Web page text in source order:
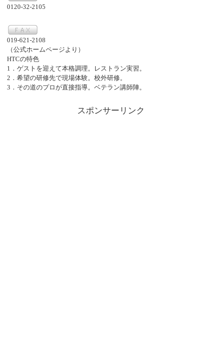
0120-32-2105
019-621-2108
（公式ホームページより）
HTCの特色
1．ゲストを迎えて本格調理。レストラン実習。
2．希望の研修先で現場体験。校外研修。
3．その道のプロが直接指導。ベテラン講師陣。
スポンサーリンク